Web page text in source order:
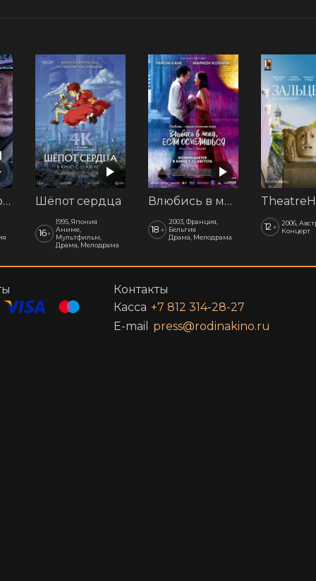
Последний рубеж Шёпот сердца
16+
1995, Япония
Аниме,
Мультфильм,
Драма, Мелодрама
Влюбись в меня, если осмелишься
18 +
2003, Франция,
Бельгия
Драма, Мелодрама
12+
2006,
Концерт
Контакты
Касса +7 812 314-28-27
E-mail
press@rodinakino.ru